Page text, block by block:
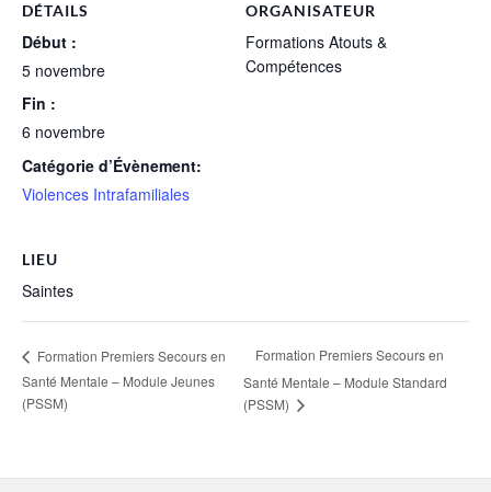
DÉTAILS
Début :
5 novembre
Fin :
6 novembre
Catégorie d’Évènement:
Violences Intrafamiliales
ORGANISATEUR
Formations Atouts &
Compétences
LIEU
Saintes
Formation Premiers Secours en
Santé Mentale – Module Jeunes
(PSSM)
Formation Premiers Secours en
Santé Mentale – Module Standard
(PSSM)